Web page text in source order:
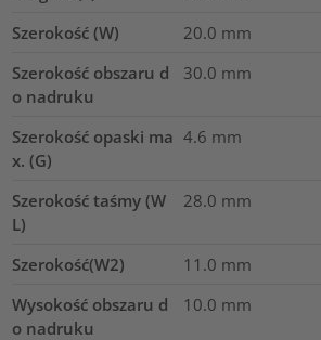
Szerokość (W)
20.0 mm
Szerokość obszaru d
o nadruku
30.0 mm
Szerokość opaski ma
x. (G)
4.6 mm
Szerokość taśmy (W
L)
28.0 mm
Szerokość(W2) 11.0 mm
Wysokość obszaru d
o nadruku
10.0 mm